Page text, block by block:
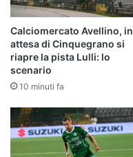
Calciomercato Avellino, in
attesa di Cinquegrano si
riapre la pista Lulli: lo
scenario
10 minuti fa